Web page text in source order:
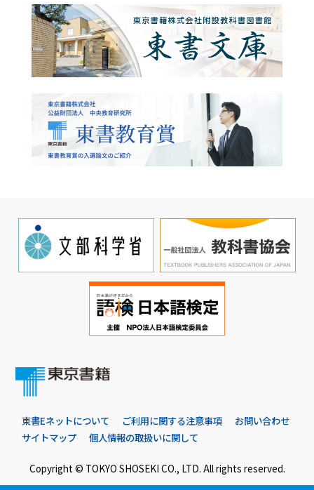
東書Eネットについて ご利用に関する注意事項
お問い合わせ
サイトマップ
個人情報の取扱いに関して
Copyright © TOKYO SHOSEKI CO., LTD. All rights reserved.